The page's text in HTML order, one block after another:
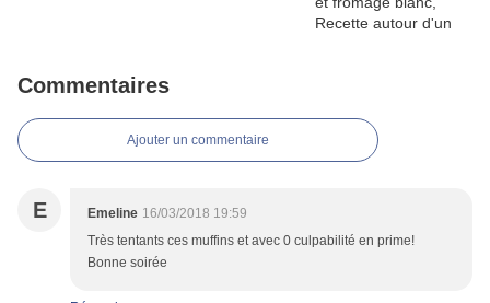
Commentaires
Ajouter un commentaire
E Emeline 16/03/2018 19:59
Très tentants ces muffins et avec 0 culpabilité en prime!
Bonne soirée